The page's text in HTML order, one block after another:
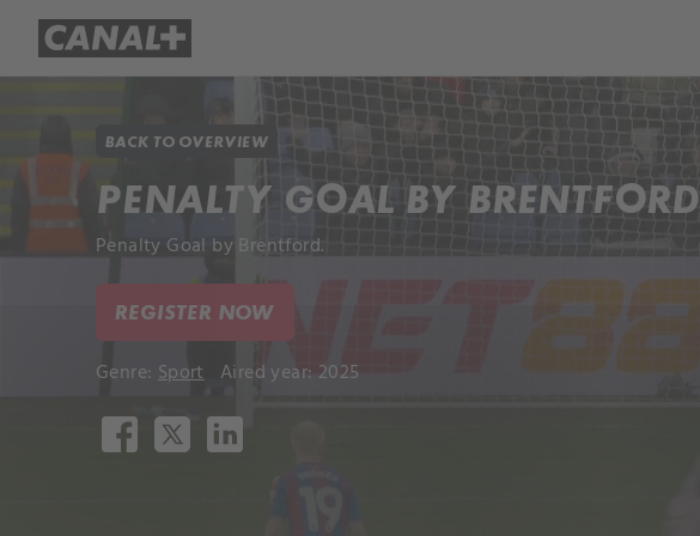
BACK TO OVERVIEW
PENALTY GOAL BY BRENTFORD
Penalty Goal by Brentford.
REGISTER NOW
Genre: Sport Aired year: 2025